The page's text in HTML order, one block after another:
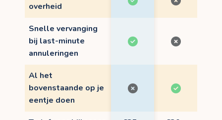
overheid
Snelle vervanging
bij last-minute
annuleringen
Al het
bovenstaande op je
eentje doen